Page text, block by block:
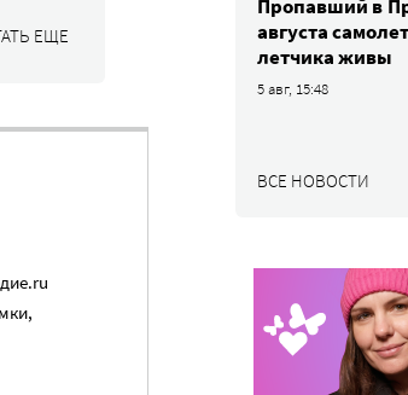
ЕЩЕ
Пропавший в
августа
летчика живы
5 авг, 15:48
ВСЕ НОВОСТИ